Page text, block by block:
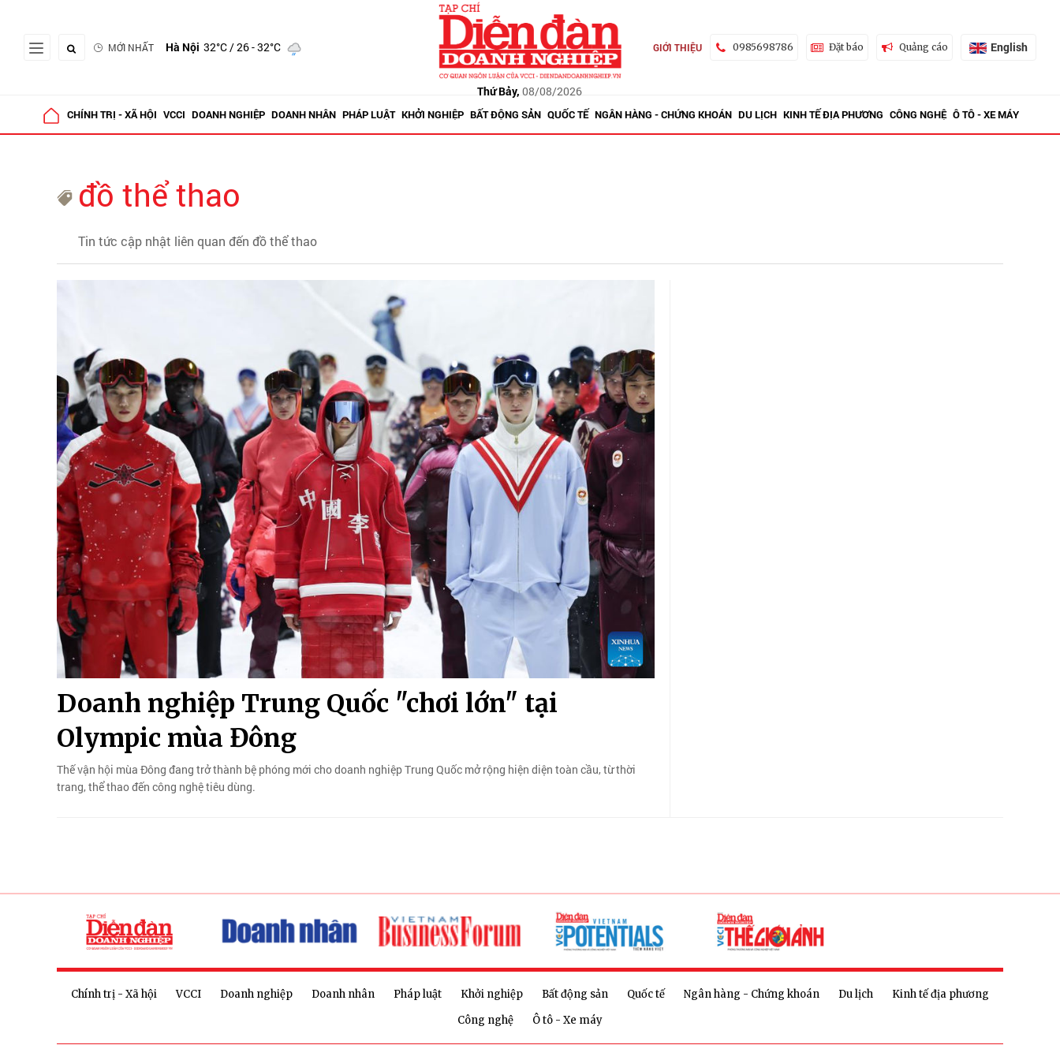
MỚI NHẤT Hà Nội 32°C/ 26 - 32°C
Thứ Bảy, 08/08/2026
GIỚI THIỆU 0985698786 Đặt báo Quảng cáo English
CHÍNH TRỊ - XÃ HỘI VCCI DOANH NGHIỆP DOANH NHÂN PHÁP LUẬT KHỞI NGHIỆP BẤT ĐỘNG SẢN QUỐC TẾ NGÂN HÀNG - CHỨNG KHOÁN DU LỊCH KINH TẾ ĐỊA PHƯƠNG CÔNG NGHỆ Ô TÔ - XE MÁY
đồ thể thao
Tin tức cập nhật liên quan đến đồ thể thao
Doanh nghiệp Trung Quốc "chơi lớn" tại
Olympic mùa Đông
Thế vận hội mùa Đông đang trở thành bệ phóng mới cho doanh nghiệp Trung Quốc mở rộng hiện diện toàn cầu, từ thời
trang, thể thao đến công nghệ tiêu dùng.
Chính trị - Xã hội VCCI Doanh nghiệp Doanh nhân Pháp luật Khởi nghiệp Bất động sản Quốc tế Ngân hàng - Chứng khoán Du lịch
Kinh tế địa phương
Công nghệ
Ô tô - Xe máy